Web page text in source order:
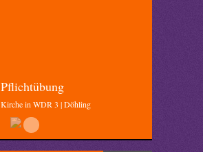
Pflichtübung
Kirche in WDR 3 | Döhling